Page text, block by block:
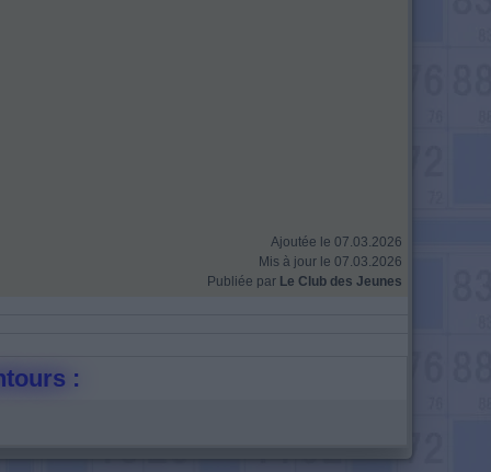
Ajoutée le 07.03.2026
Mis à jour le 07.03.2026
Publiée par Le Club des Jeunes
: